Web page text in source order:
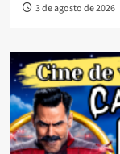
3 de agosto de 2026